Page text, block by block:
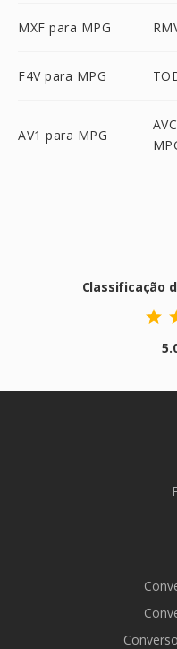
MXF para MPG
F4V para MPG
AV1 para MPG
Classificação